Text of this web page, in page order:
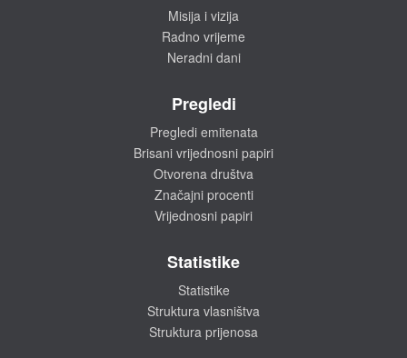
Misija i vizija
Radno vrijeme
Neradni dani
Pregledi
Pregledi emitenata
Brisani vrijednosni papiri
Otvorena društva
Značajni procenti
Vrijednosni papiri
Statistike
Statistike
Struktura vlasništva
Struktura prijenosa